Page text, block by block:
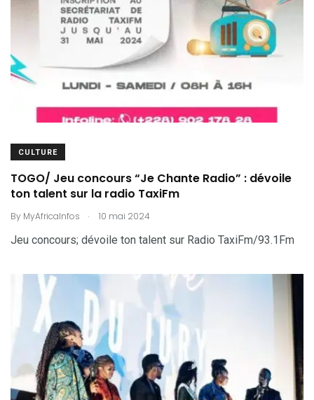
CULTURE
TOGO/ Jeu concours “Je Chante Radio” : dévoile
ton talent sur la radio TaxiFm
By MyAfricaInfos . 10 mai 2024
Jeu concours; dévoile ton talent sur Radio TaxiFm/93.1Fm